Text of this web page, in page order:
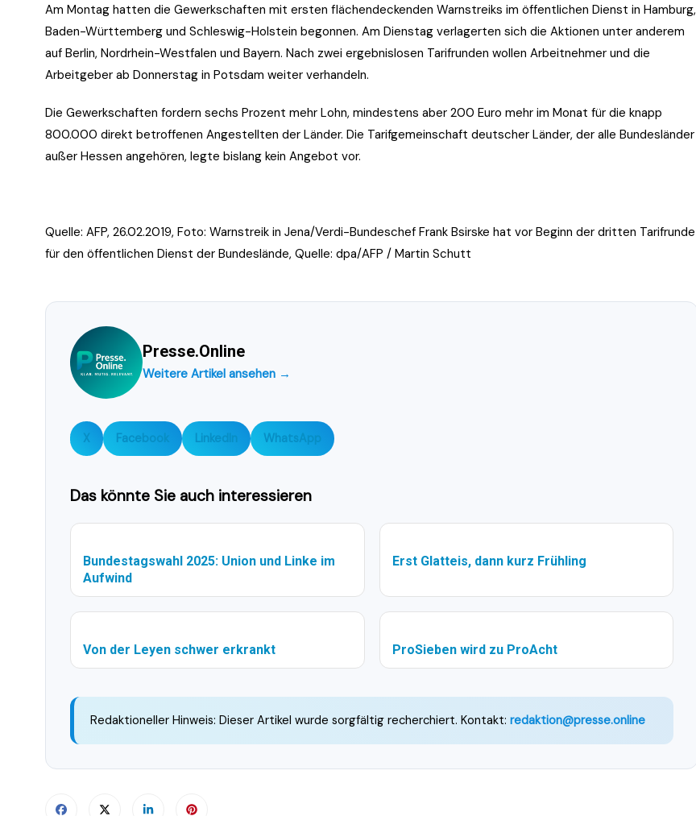
Am Montag hatten die Gewerkschaften mit ersten flächendeckenden Warnstreiks im öffentlichen Dienst in Hamburg,
Baden-Württemberg und Schleswig-Holstein begonnen. Am Dienstag verlagerten sich die Aktionen unter anderem
auf Berlin, Nordrhein-Westfalen und Bayern. Nach zwei ergebnislosen Tarifrunden wollen Arbeitnehmer und die
Arbeitgeber ab Donnerstag in Potsdam weiter verhandeln.
Die Gewerkschaften fordern sechs Prozent mehr Lohn, mindestens aber 200 Euro mehr im Monat für die knapp
800.000 direkt betroffenen Angestellten der Länder. Die Tarifgemeinschaft deutscher Länder, der alle Bundesländer
außer Hessen angehören, legte bislang kein Angebot vor.
Quelle: AFP, 26.02.2019, Foto: Warnstreik in Jena/Verdi-Bundeschef Frank Bsirske hat vor Beginn der dritten Tarifrunde
für den öffentlichen Dienst der Bundeslände, Quelle: dpa/AFP / Martin Schutt
Presse.Online
Weitere Artikel ansehen →
X Facebook LinkedIn WhatsApp
Das könnte Sie auch interessieren
Bundestagswahl 2025: Union und Linke im
Aufwind
Erst Glatteis, dann kurz Frühling
Von der Leyen schwer erkrankt ProSieben wird zu ProAcht
Redaktioneller Hinweis: Dieser Artikel wurde sorgfältig recherchiert. Kontakt: redaktion@presse.online